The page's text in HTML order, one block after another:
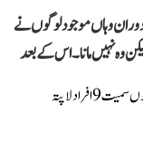
دوران وہاں موجود لوگوں نے
وہ نہیں مانا۔ اس کے بعد